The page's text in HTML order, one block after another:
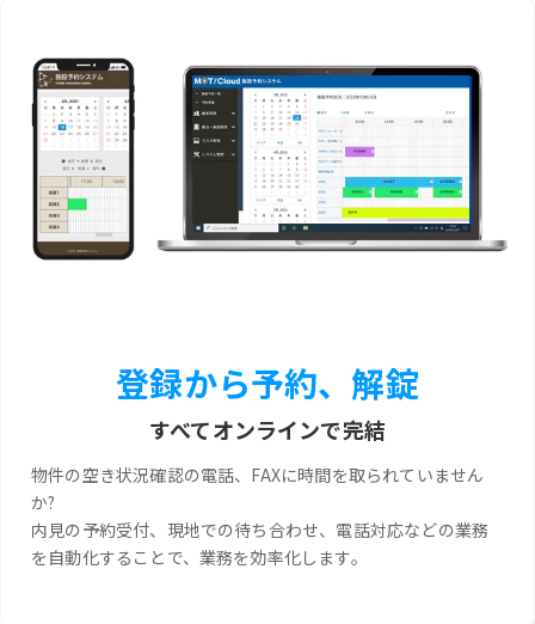
登録から予約、解錠
すべてオンラインで完結
物件の空き状況確認の電話、FAXに時間を取られていません
か?
内見の予約受付、現地での待ち合わせ、電話対応などの業務
を自動化することで、業務を効率化します。